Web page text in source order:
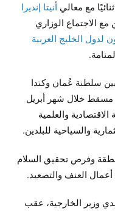
أنيتا إنديرا
مع الاجتماع الوزاري
لدول الخليج العربية
بين سلطنة عُمان وكندا
مسقط خلال شهر أبريل
والعلمية
والسياحية للبلدين.
وفرص تحقيق السلام
أعمال العنف والتصعيد.
وزير الخارجية، عقب